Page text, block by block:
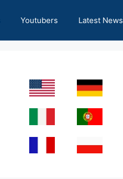
Youtubers Latest News